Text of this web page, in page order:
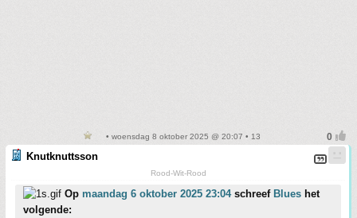
• woensdag 8 oktober 2025 @ 20:07 • 13
Knutknuttsson
Rood-Wit-Rood
Op maandag 6 oktober 2025 23:04schreef Blues het
volgende: